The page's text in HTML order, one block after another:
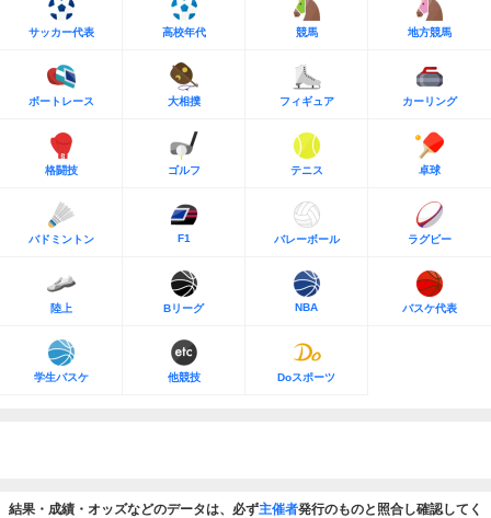
サッカー代表 高校年代 競馬 地方競馬
ボートレース 大相撲 フィギュア カーリング
格闘技 ゴルフ テニス 卓球
バドミントン F1 バレーボール ラグビー
陸上 Bリーグ NBA バスケ代表
学生バスケ 他競技 Doスポーツ
結果・成績・オッズなどのデータは、必ず主催者発行のものと照合し確認してく